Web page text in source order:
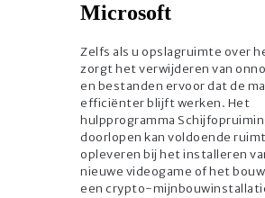
Microsoft
Zelfs als u opslagruimte over
zorgt het verwijderen van
en bestanden ervoor dat de
efficiënter blijft werken. Het
hulpprogramma
doorlopen kan voldoende
opleveren bij het installeren
nieuwe videogame of het
een crypto-